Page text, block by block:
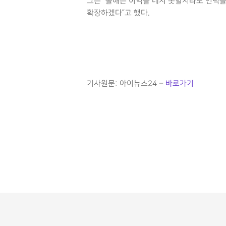
확장하겠다”고 했다.
기사원문: 아이뉴스24 – 바로가기